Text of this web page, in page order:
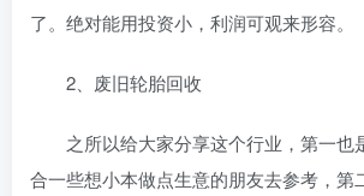
了。绝对能用投资小，利润可观来形容。
2、废旧轮胎回收
之所以给大家分享这个行业，第一也
合一些想小本做点生意的朋友去参考，第